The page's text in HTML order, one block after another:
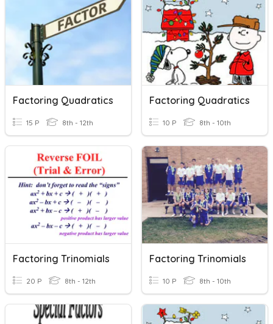
Factoring Quadratics
15 P 8th - 12th
Factoring Quadratics
10 P 8th - 10th
Factoring Trinomials
20 P 8th - 12th
Factoring Trinomials
10 P 8th - 10th